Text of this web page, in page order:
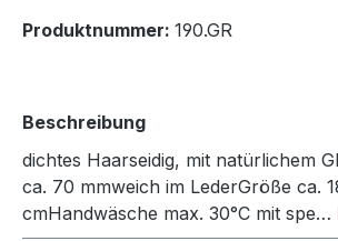
Produktnummer: 190.GR
Beschreibung
dichtes Haarseidig, mit natürlichem
ca. 70 mmweich im LederGröße ca.
cmHandwäsche max. 30°C mit spe…